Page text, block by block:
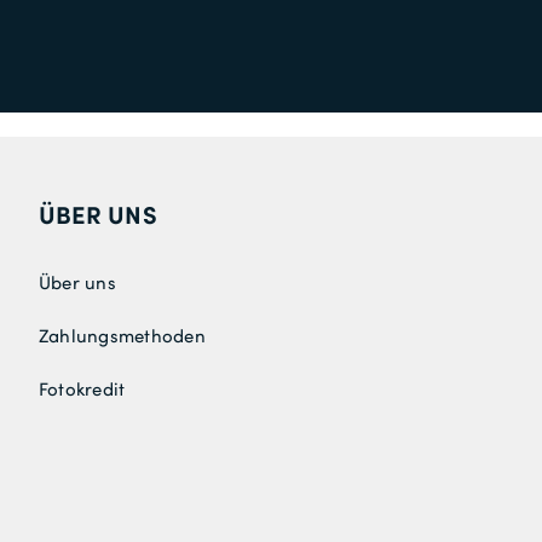
ÜBER UNS
Über uns
Zahlungsmethoden
Fotokredit